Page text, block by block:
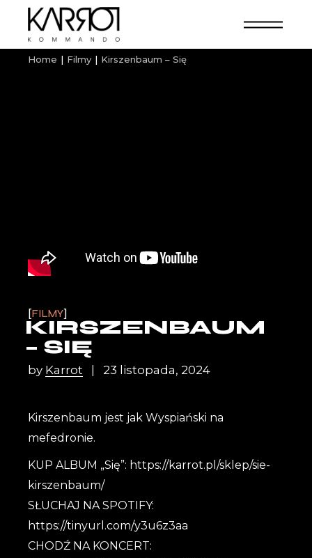
Home Filmy Kirszenbaum – Się
FILMY
KIRSZENBAUM
– SIĘ
by Karrot 23 listopada, 2024
Kirszenbaum jest jak Wyspiański na
mefedronie.
KUP ALBUM „Się”: https://karrot.pl/sklep/sie-
kirszenbaum/
SŁUCHAJ NA SPOTIFY:
https://tinyurl.com/y3u6z3aa
CHODŹ NA KONCERT: